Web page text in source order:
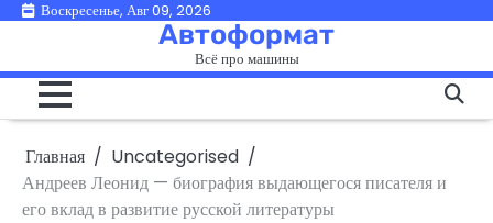
ПерейтиВоскресенье, Авг 09, 2026
Автоформат
Всё про машины
Главная
Uncategorised
Андреев Леонид — биография выдающегося писателя и
его вклад в развитие русской литературы